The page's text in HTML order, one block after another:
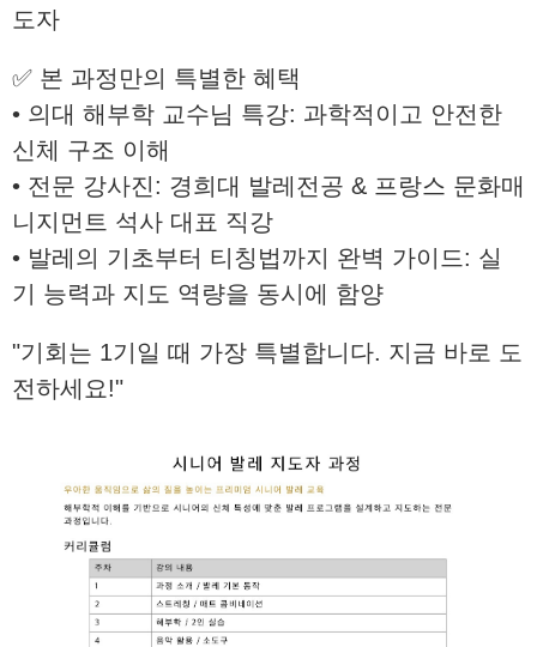
도자
✅ 본 과정만의 특별한 혜택
• 의대 해부학 교수님 특강: 과학적이고 안전한
신체 구조 이해
• 전문 강사진: 경희대 발레전공 & 프랑스 문화매
니지먼트 석사 대표 직강
• 발레의 기초부터 티칭법까지 완벽 가이드: 실
기 능력과 지도 역량을 동시에 함양
"기회는 1기일 때 가장 특별합니다. 지금 바로 도
전하세요!"